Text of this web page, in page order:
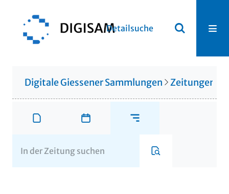
Detailsuche
Digitale Giessener Sammlungen Zeitungen